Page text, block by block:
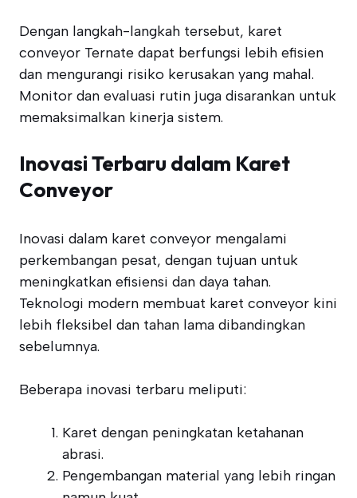
Dengan langkah-langkah tersebut, karet
conveyor Ternate dapat berfungsi lebih efisien
dan mengurangi risiko kerusakan yang mahal.
Monitor dan evaluasi rutin juga disarankan untuk
memaksimalkan kinerja sistem.
Inovasi Terbaru dalam Karet
Conveyor
Inovasi dalam karet conveyor mengalami
perkembangan pesat, dengan tujuan untuk
meningkatkan efisiensi dan daya tahan.
Teknologi modern membuat karet conveyor kini
lebih fleksibel dan tahan lama dibandingkan
sebelumnya.
Beberapa inovasi terbaru meliputi:
Karet dengan peningkatan ketahanan
abrasi.
Pengembangan material yang lebih ringan